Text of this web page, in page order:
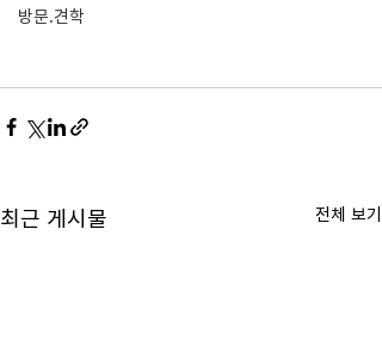
방문.견학
최근 게시물 전체 보기